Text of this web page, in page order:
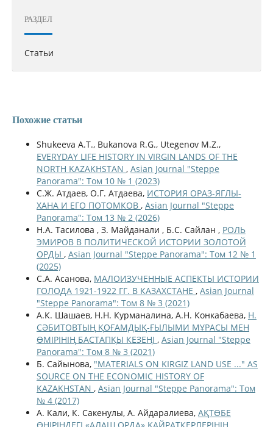
РАЗДЕЛ
Статьи
Похожие статьи
Shukeeva A.T., Bukanova R.G., Utegenov M.Z.,
EVERYDAY LIFE HISTORY IN VIRGIN LANDS OF THE
NORTH KAZAKHSTAN , Asian Journal "Steppe
Panorama": Том 10 № 1 (2023)
С.Ж. Атдаев, О.Г. Атдаева, ИСТОРИЯ ОРАЗ-ЯГЛЫ-
ХАНА И ЕГО ПОТОМКОВ , Asian Journal "Steppe
Panorama": Том 13 № 2 (2026)
Н.А. Тасилова , З. Мaйдaнaли , Б.С. Сайлан , РОЛЬ
ЭМИРОВ В ПОЛИТИЧЕСКОЙ ИСТОРИИ ЗОЛОТОЙ
ОРДЫ , Asian Journal "Steppe Panorama": Том 12 № 1
(2025)
С.А. Асанова, МАЛОИЗУЧЕННЫЕ АСПЕКТЫ ИСТОРИИ
ГОЛОДА 1921-1922 ГГ. В КАЗАХСТАНЕ , Asian Journal
"Steppe Panorama": Том 8 № 3 (2021)
А.К. Шашаев, Н.Н. Курманалина, А.Н. Конкабаева, Н.
СӘБИТОВТЫҢ ҚОҒАМДЫҚ-ҒЫЛЫМИ МҰРАСЫ МЕН
ӨМІРІНІҢ БАСТАПҚЫ КЕЗЕҢІ , Asian Journal "Steppe
Panorama": Том 8 № 3 (2021)
Б. Сайынова, "MATERIALS ON KIRGIZ LAND USE ..." AS
SOURCE ON THE ECONOMIC HISTORY OF
KAZAKHSTAN , Asian Journal "Steppe Panorama": Том
№ 4 (2017)
А. Кали, К. Сакенулы, А. Айдаралиева, АҚТӨБЕ